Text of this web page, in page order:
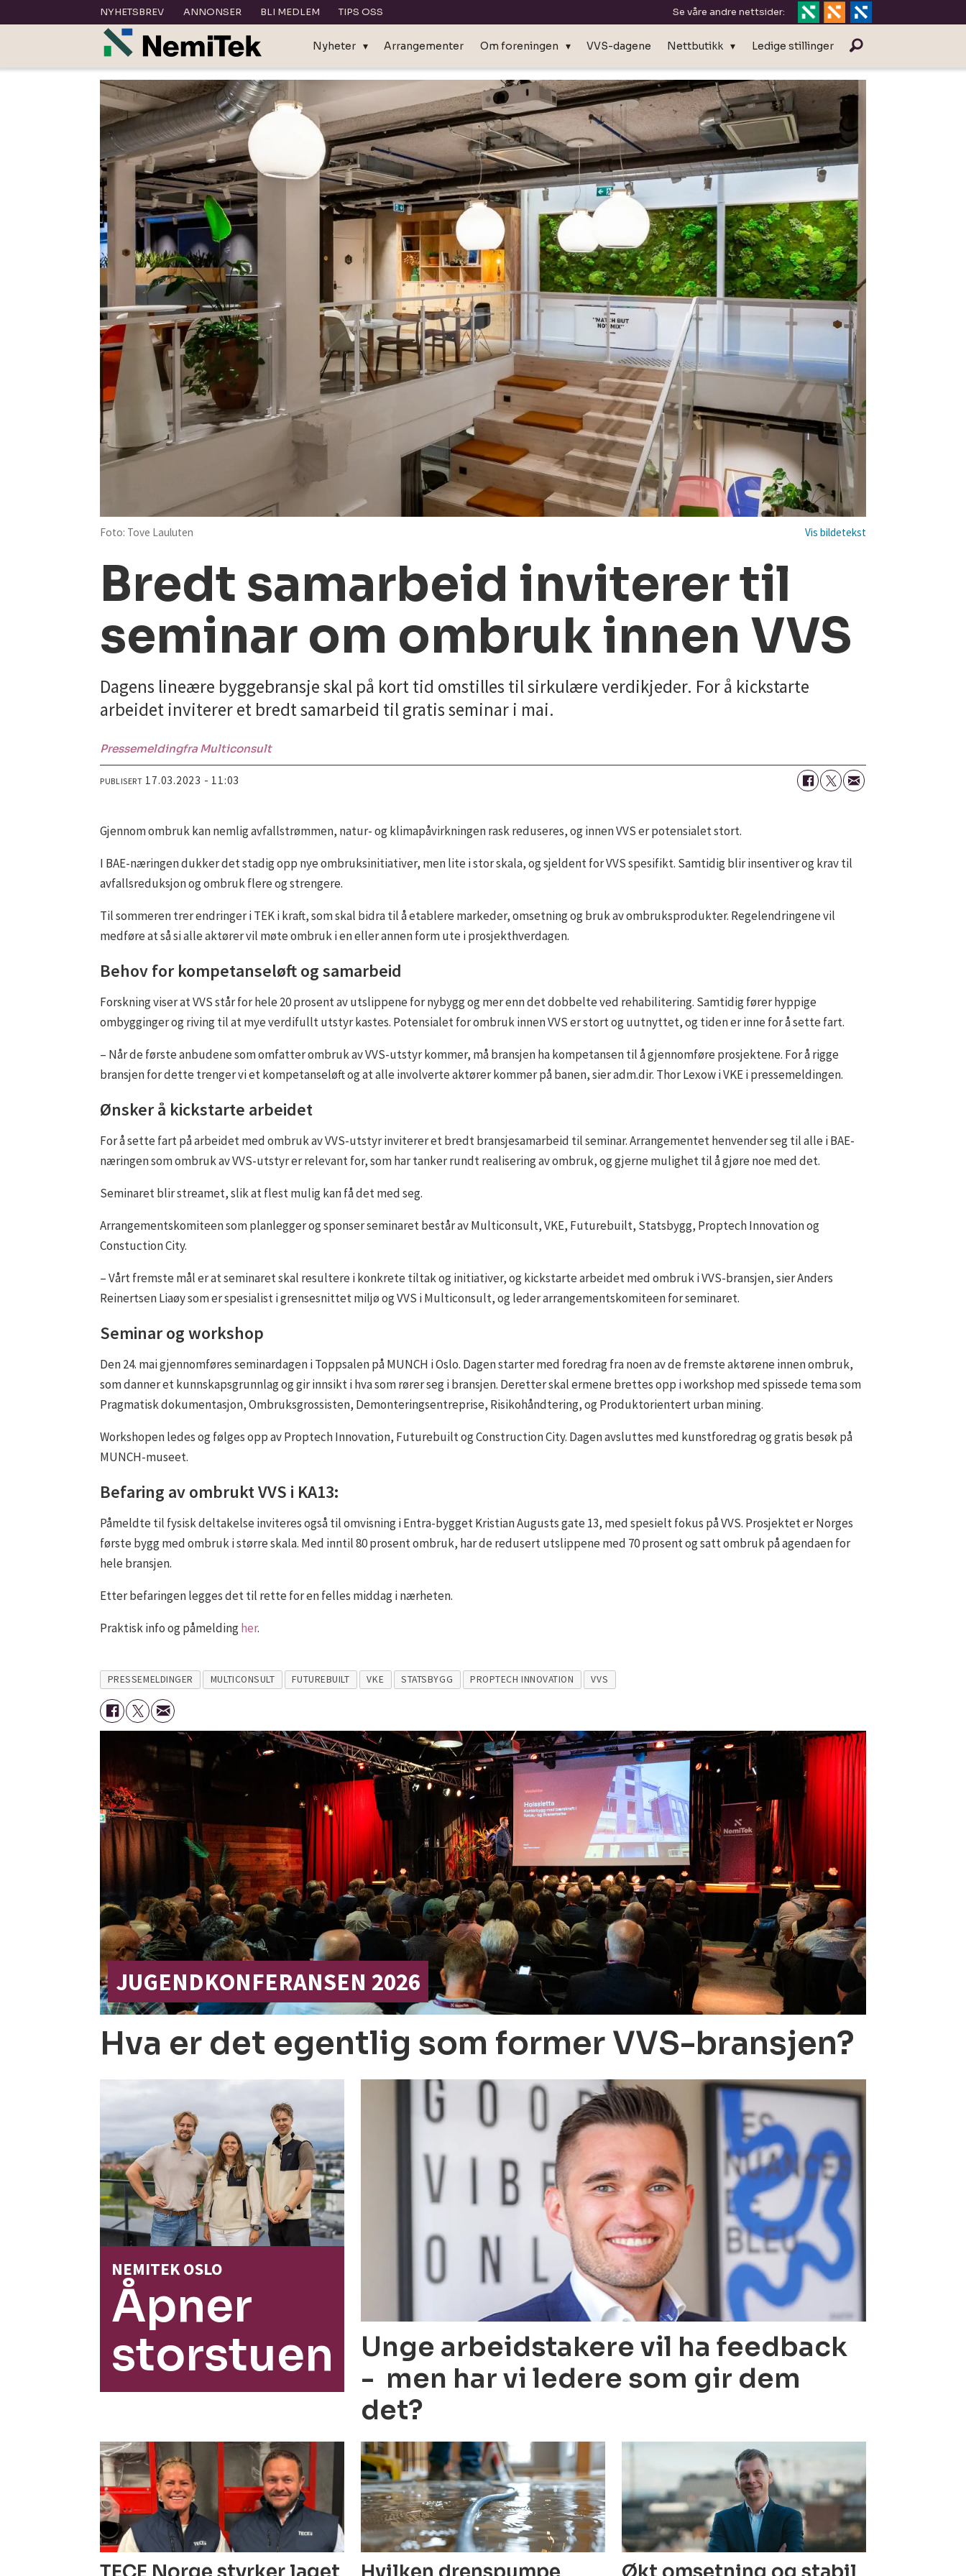
NYHETSBREV ANNONSER BLI MEDLEM TIPS OSS Se våre andre nettsider:
Nyheter Arrangementer Om foreningen VVS-dagene Nettbutikk Ledige stillinger
Foto: Tove Lauluten
Bredt samarbeid inviterer til
seminar om ombruk innen VVS
Dagens lineære byggebransje skal på kort tid omstilles til sirkulære verdikjeder. For å kickstarte
arbeidet inviterer et bredt samarbeid til gratis seminar i mai.
Pressemeldingfra Multiconsult
PUBLISERT 17.03.2023 - 11:03
Gjennom ombruk kan nemlig avfallstrømmen, natur- og klimapåvirkningen rask reduseres, og innen VVS er potensialet stort.
I BAE-næringen dukker det stadig opp nye ombruksinitiativer, men lite i stor skala, og sjeldent for VVS spesifikt. Samtidig blir insentiver og krav til
avfallsreduksjon og ombruk flere og strengere.
Til sommeren trer endringer i TEK i kraft, som skal bidra til å etablere markeder, omsetning og bruk av ombruksprodukter. Regelendringene vil
medføre at så si alle aktører vil møte ombruk i en eller annen form ute i prosjekthverdagen.
Behov for kompetanseløft og samarbeid
Forskning viser at VVS står for hele 20 prosent av utslippene for nybygg og mer enn det dobbelte ved rehabilitering. Samtidig fører hyppige
ombygginger og riving til at mye verdifullt utstyr kastes. Potensialet for ombruk innen VVS er stort og uutnyttet, og tiden er inne for å sette fart.
– Når de første anbudene som omfatter ombruk av VVS-utstyr kommer, må bransjen ha kompetansen til å gjennomføre prosjektene. For å rigge
bransjen for dette trenger vi et kompetanseløft og at alle involverte aktører kommer på banen, sier adm.dir. Thor Lexow i VKE i pressemeldingen.
Ønsker å kickstarte arbeidet
For å sette fart på arbeidet med ombruk av VVS-utstyr inviterer et bredt bransjesamarbeid til seminar. Arrangementet henvender seg til alle i BAE-
næringen som ombruk av VVS-utstyr er relevant for, som har tanker rundt realisering av ombruk, og gjerne mulighet til å gjøre noe med det.
Seminaret blir streamet, slik at flest mulig kan få det med seg.
Arrangementskomiteen som planlegger og sponser seminaret består av Multiconsult, VKE, Futurebuilt, Statsbygg, Proptech Innovation og
Constuction City.
– Vårt fremste mål er at seminaret skal resultere i konkrete tiltak og initiativer, og kickstarte arbeidet med ombruk i VVS-bransjen, sier Anders
Reinertsen Liaøy som er spesialist i grensesnittet miljø og VVS i Multiconsult, og leder arrangementskomiteen for seminaret.
Seminar og workshop
Den 24. mai gjennomføres seminardagen i Toppsalen på MUNCH i Oslo. Dagen starter med foredrag fra noen av de fremste aktørene innen ombruk,
som danner et kunnskapsgrunnlag og gir innsikt i hva som rører seg i bransjen. Deretter skal ermene brettes opp i workshop med spissede tema som
Pragmatisk dokumentasjon, Ombruksgrossisten, Demonteringsentreprise, Risikohåndtering, og Produktorientert urban mining.
Workshopen ledes og følges opp av Proptech Innovation, Futurebuilt og Construction City. Dagen avsluttes med kunstforedrag og gratis besøk på
MUNCH-museet.
Befaring av ombrukt VVS i KA13:
Påmeldte til fysisk deltakelse inviteres også til omvisning i Entra-bygget Kristian Augusts gate 13, med spesielt fokus på VVS. Prosjektet er Norges
første bygg med ombruk i større skala. Med inntil 80 prosent ombruk, har de redusert utslippene med 70 prosent og satt ombruk på agendaen for
hele bransjen.
Etter befaringen legges det til rette for en felles middag i nærheten.
Praktisk info og påmeldingher.
PRESSEMELDINGER MULTICONSULT FUTUREBUILT VKE STATSBYGG PROPTECH INNOVATION VVS
JUGENDKONFERANSEN 2026
Hva er det egentlig som former VVS-bransjen?
NEMITEK OSLO
Åpner
storstuen
Unge arbeidstakere vil ha feedback
- men har vi ledere som gir dem
det?